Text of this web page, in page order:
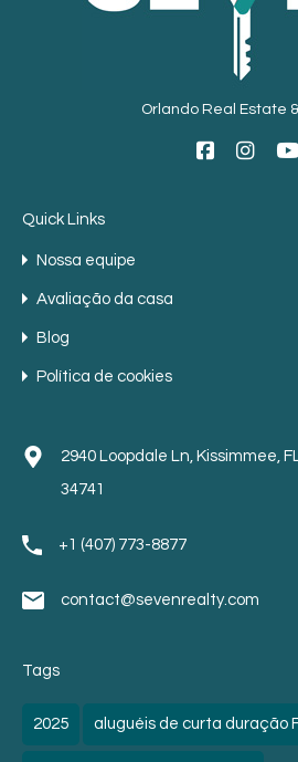
Orlando Real Estate
Quick Links
Nossa equipe
Avaliação da casa
Blog
Política de cookies
2940 Loopdale Ln, Kissimmee,
34741
+1 (407) 773-8877
contact@sevenrealty.com
Tags
2025 aluguéis de curta duração